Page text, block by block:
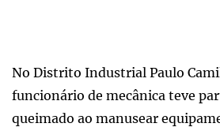
No Distrito Industrial Paulo
funcionário de mecânica teve
queimado ao manusear